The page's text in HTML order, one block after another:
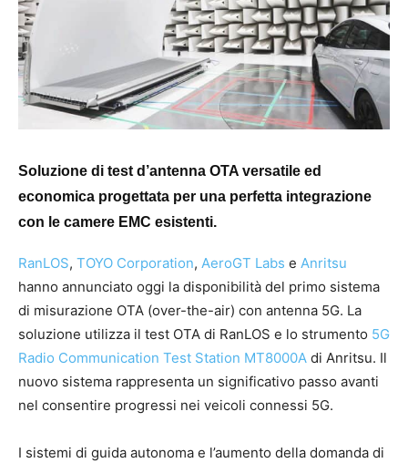
Soluzione di test d’antenna OTA versatile ed
economica progettata per una perfetta integrazione
con le camere EMC esistenti.
RanLOS, TOYO Corporation, AeroGT Labs e Anritsu
hanno annunciato oggi la disponibilità del primo sistema
di misurazione OTA (over-the-air) con antenna 5G. La
soluzione utilizza il test OTA di RanLOS e lo strumento 5G
Radio Communication Test Station MT8000A di Anritsu. Il
nuovo sistema rappresenta un significativo passo avanti
nel consentire progressi nei veicoli connessi 5G.
I sistemi di guida autonoma e l’aumento della domanda di